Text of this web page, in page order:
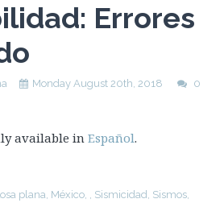
Errores
Monday August 20th, 2018
0
available in Español.
plana, México, , Sismicidad , Sismos,